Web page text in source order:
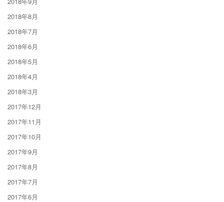
2018年8月
2018年7月
2018年6月
2018年5月
2018年4月
2018年3月
2017年12月
2017年11月
2017年10月
2017年9月
2017年8月
2017年7月
2017年6月